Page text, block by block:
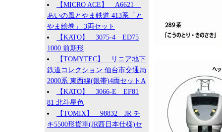
【MICRO ACE】 A6621
あいの風とやま鉄道 413系「と
やま絵巻」 3両セット
【KATO】 3075-4 ED75
1000 前期形
【TOMYTEC】 リニア地下
鉄道コレクション 仙台市交通局
2000系 東西線(銀帯)4両セットA
【KATO】 3066-E EF81
81 北斗星色
【TOMIX】 98832 JR チ
キ5500形貨車(JR西日本仕様)セ